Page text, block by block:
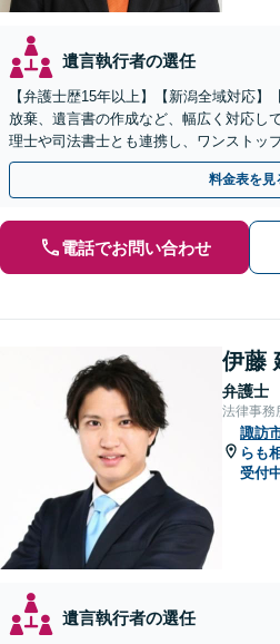
遺言執行者の選任
【弁護士歴15年以上】【新潟全域対応
放棄、遺言書の作成など、幅広く対応し
理士や司法書士とも連携し、ワンストッ
を防ぐためにもぜひご相談ください。【
料金表を見
電話でお問い合わせ
伊藤
弁護士
法律事務
諏訪
らも
受付
遺言執行者の選任